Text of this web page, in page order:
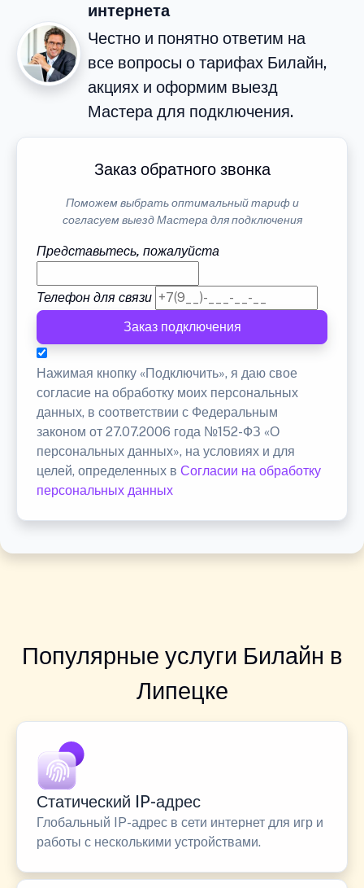
интернета
Честно и понятно ответим на
все вопросы о тарифах Билайн,
акциях и оформим выезд
Мастера для подключения.
Заказ обратного звонка
Поможем выбрать оптимальный тариф и
согласуем выезд Мастера для подключения
Представьтесь, пожалуйста
Телефон для связи
Заказ подключения
Нажимая кнопку «Подключить», я даю свое
согласие на обработку моих персональных
данных, в соответствии с Федеральным
законом от 27.07.2006 года №152-ФЗ «О
персональных данных», на условиях и для
целей, определенных в Согласии на обработку
персональных данных
Популярные услуги Билайн в
Липецке
Статический IP-адрес
Глобальный IP-адрес в сети интернет для игр и
работы с несколькими устройствами.